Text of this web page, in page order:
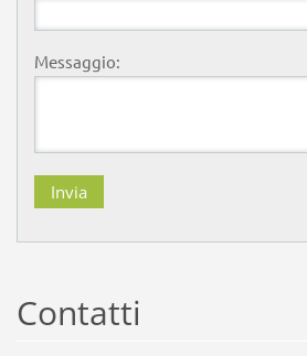
Messaggio:
Contatti